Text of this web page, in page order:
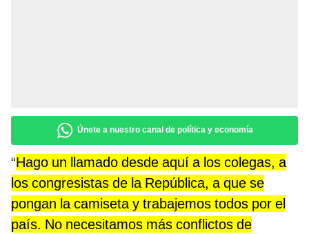
Únete a nuestro canal de política y economía
“Hago un llamado desde aquí a los colegas, a
los congresistas de la República, a que se
pongan la camiseta y trabajemos todos por el
país. No necesitamos más conflictos de